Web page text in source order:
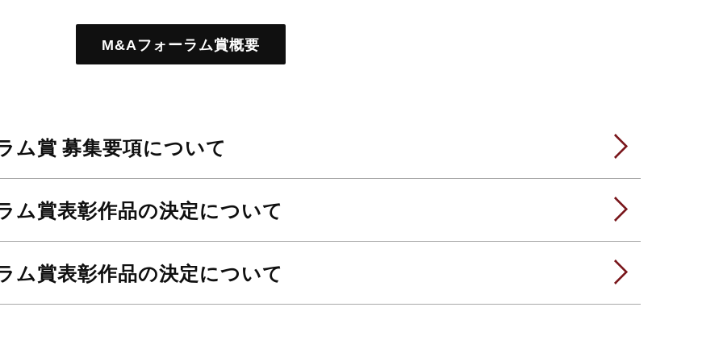
M&Aフォーラム賞概要
ム賞募集要項について
ム賞表彰作品の決定について
ム賞表彰作品の決定について